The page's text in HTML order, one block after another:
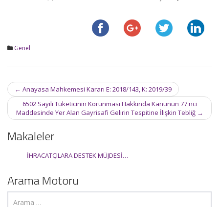
Genel
Post
navigation
← Anayasa Mahkemesi Kararı E: 2018/143, K: 2019/39
6502 Sayılı Tüketicinin Korunması Hakkında Kanunun 77 nci
Maddesinde Yer Alan Gayrisafi Gelirin Tespitine İlişkin Tebliğ →
Makaleler
İHRACATÇILARA DESTEK MÜJDESİ…
Arama Motoru